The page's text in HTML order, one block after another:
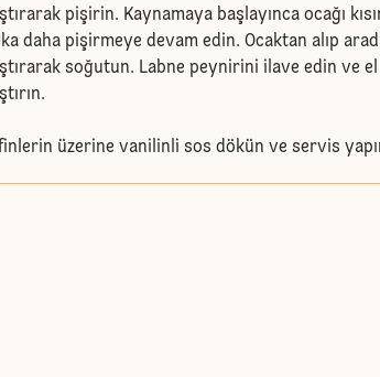
pişirin. Kaynamaya başlayınca ocağı
daha pişirmeye devam edin. Ocaktan alıp
soğutun. Labne peynirini ilave edin ve el
üzerine vanilinli sos dökün ve servis